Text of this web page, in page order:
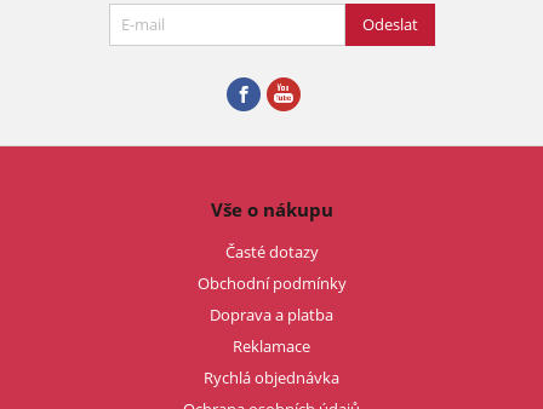
Odeslat
Vše o nákupu
Časté dotazy
Obchodní podmínky
Doprava a platba
Reklamace
Rychlá objednávka